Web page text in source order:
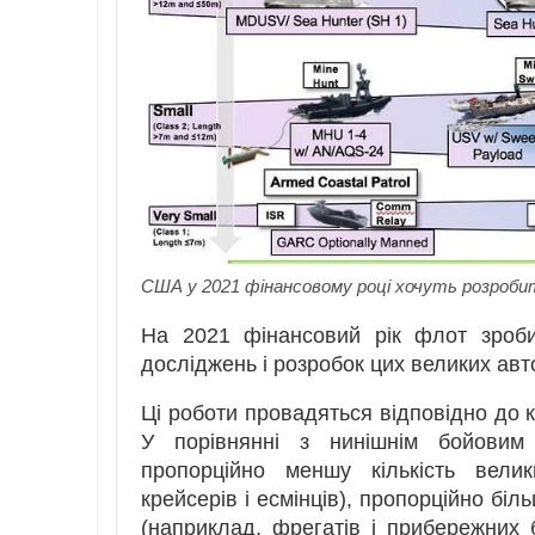
США у 2021 фінансовому році хочуть
На 2021 фінансовий рік флот
досліджень і розробок цих великих
Ці роботи провадяться відповідно до
У порівнянні з нинішнім
пропорційно меншу кількість
крейсерів і есмінців), пропорційно
(наприклад, фрегатів і прибережних